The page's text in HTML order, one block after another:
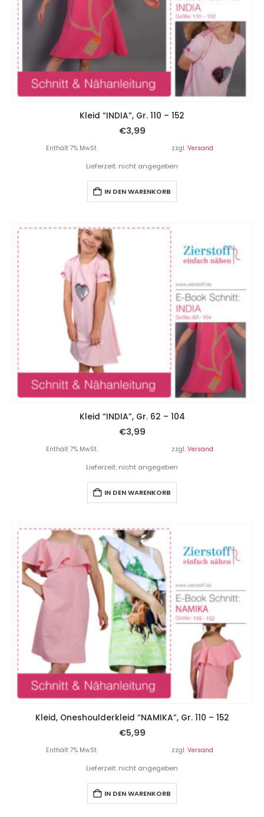
Kleid “INDIA”, Gr. 110 – 152
€3,99
Enthält 7% MwSt. zzgl. Versand
Lieferzeit: nicht angegeben
IN DEN WARENKORB
Kleid “INDIA”, Gr. 62 – 104
€3,99
Enthält 7% MwSt. zzgl. Versand
Lieferzeit: nicht angegeben
IN DEN WARENKORB
Kleid, Oneshoulderkleid “NAMIKA”, Gr. 110 – 152
€5,99
Enthält 7% MwSt. zzgl. Versand
Lieferzeit: nicht angegeben
IN DEN WARENKORB